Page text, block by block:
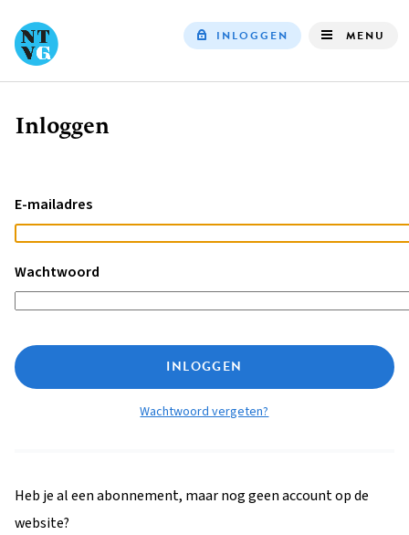
INLOGGEN MENU
Kruimelpad
Inloggen
E-mailadres
Wachtwoord
INLOGGEN
Wachtwoord vergeten?
Heb je al een abonnement, maar nog geen account op de
website?